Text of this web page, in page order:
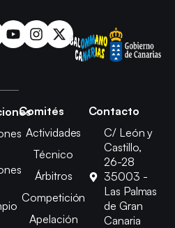
Comités
Actividades
Técnico
Árbitros
Competición
Apelación
Contacto
C/ León y
Castillo,
26-28
35003 -
Las Palmas
de Gran
Canaria